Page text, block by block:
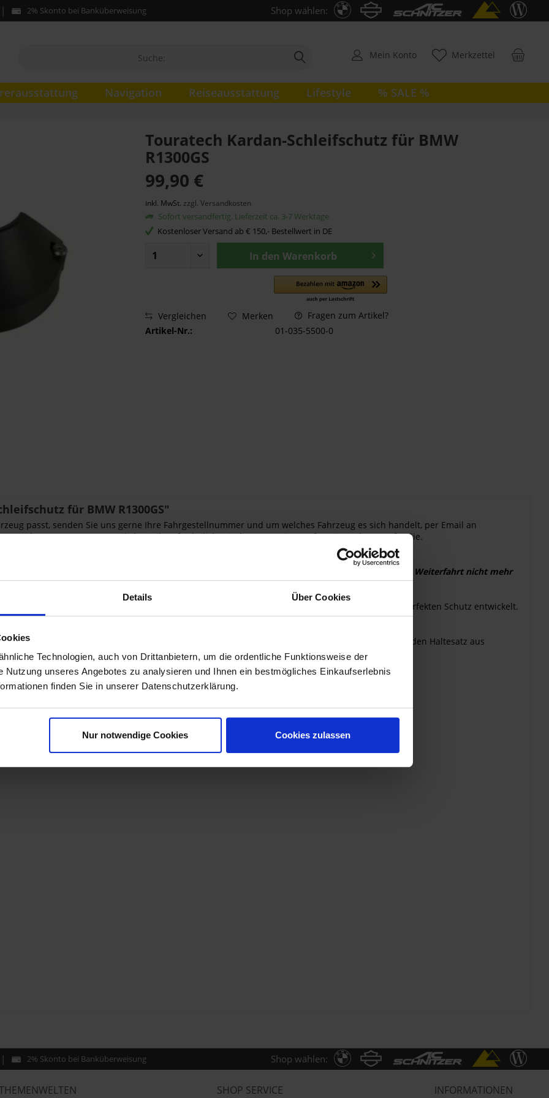
Details Über Cookies
Technologien, auch von Drittanbietern, um die ordentliche Funktionsweise der
Nutzung unseres Angebotes zu analysieren und Ihnen ein bestmögliches Einkaufserlebnis
finden Sie in unserer Datenschutzerklärung.
Nur notwendige Cookies Cookies zulassen
2% Skonto bei Banküberweisung Shop wählen:
Merkzettel
Mein Konto
Navigation Reiseausstattung Lifestyle % SALE %
Touratech Kardan-Schleifschutz für BMW
R1300GS
99,90 €
inkl. MwSt. zzgl. Versandkosten
Sofort versandfertig. Lieferzeit ca. 3-7 Werktage
Kostenloser Versand ab € 150,- Bestellwert in DE
In den Warenkorb
Vergleichen Merken
Fragen zum Artikel?
Artikel-Nr.:
01-035-5500-0
für BMW R1300GS"
passt, senden Sie uns gerne Ihre Fahrgestellnummer und um welches Fahrzeug es sich handelt, per Email an
oder Reparaturen zusätzliche Teile erforderlich sein könnten. Dies prüfen wir auch gerne für Sie.
der Straße leider sehr in Mitleidenschaft gezogen und häufig so schwer beschädigt dass an eine Weiterfahrt nicht mehr
beim Aufsetzen auf Geröll oder sonstige Hindernisse zu vermeiden haben wir einen perfekten Schutz entwickelt.
Hand und wird aus extrem schlagfestem, glasfaserverstärktem Kunststoff hergestellt.
Rücksicht genommen und die entsprechende Öffnung an der Unterseite vorn frei gelassen.
eine unverwechselbare, individuelle Optik! Die Befestigung erfolgt mit einem einfach anzubauenden Haltesatz aus
045-5505-0 verwendet werden.
2% Skonto bei Banküberweisung Shop wählen:
SHOP SERVICE INFORMATIONEN